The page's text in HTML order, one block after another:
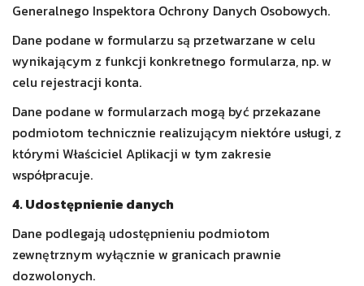
Generalnego Inspektora Ochrony Danych Osobowych.
Dane podane w formularzu są przetwarzane w celu
wynikającym z funkcji konkretnego formularza, np. w
celu rejestracji konta.
Dane podane w formularzach mogą być przekazane
podmiotom technicznie realizującym niektóre usługi, z
którymi Właściciel Aplikacji w tym zakresie
współpracuje.
4. Udostępnienie danych
Dane podlegają udostępnieniu podmiotom
zewnętrznym wyłącznie w granicach prawnie
dozwolonych.